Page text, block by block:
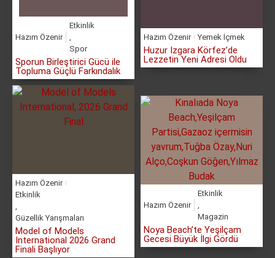
Hazım Özenir
Etkinlik
Spor
Sporun Birleştirici Gücü ile
Topluma Güçlü Farkındalık
Hazım Özenir Yemek İçmek
Huzur Izgara Körfez’de
Lezzetin Yeni Adresi Oldu
Hazım Özenir
Etkinlik
Güzellik Yarışmaları
Model of Models
International 2026 Grand
Finali Başlıyor
Hazım Özenir
Etkinlik
Magazin
Noya Beach’te Yeşilçam
Gecesi Büyük İlgi Gördü